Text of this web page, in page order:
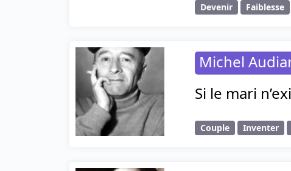
Devenir Faiblesse
Michel
Si le mari
Couple Inventer